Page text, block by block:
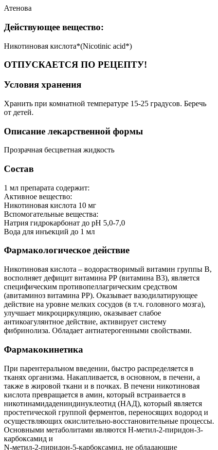
Атенова
Действующее вещество:
Никотиновая кислота*(Nicotinic acid*)
ОТПУСКАЕТСЯ ПО РЕЦЕПТУ!
Условия хранения
Хранить при комнатной температуре 15-25 градусов. Беречь
от детей.
Описание лекарственной формы
Прозрачная бесцветная жидкость
Состав
1 мл препарата содержит:
Активное вещество:
Никотиновая кислота 10 мг
Вспомогательные вещества:
Натрия гидрокарбонат до pH 5,0-7,0
Вода для инъекций до 1 мл
Фармакологическое действие
Никотиновая кислота – водорастворимый витамин группы В,
восполняет дефицит витамина РР (витамина В3), является
специфическим противопеллагрическим средством
(авитаминоз витамина РР). Оказывает вазодилатирующее
действие на уровне мелких сосудов (в т.ч. головного мозга),
улучшает микроциркуляцию, оказывает слабое
антикоагулянтное действие, активирует систему
фибринолиза. Обладает антиатерогенными свойствами.
Фармакокинетика
При парентеральном введении, быстро распределяется в
тканях организма. Накапливается, в основном, в печени, а
также в жировой ткани и в почках. В печени никотиновая
кислота превращается в амин, который встраивается в
никотинамидадениндинуклеотид (НАД), который является
простетической группой ферментов, переносящих водород и
осуществляющих окислительно-восстановительные процессы.
Основными метаболитами являются Н-метил-2-пиридон-3-
карбоксамид и
N-метил-2-пиридон-5-карбоксамид, не обладающие